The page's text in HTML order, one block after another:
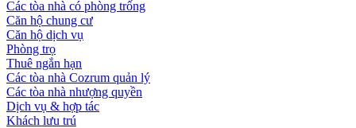
Các tòa nhà có phòng trống
Căn hộ chung cư
Căn hộ dịch vụ
Phòng trọ
Thuê ngắn hạn
Các tòa nhà Cozrum quản lý
Các tòa nhà nhượng quyền
Dịch vụ & hợp tác
Khách lưu trú